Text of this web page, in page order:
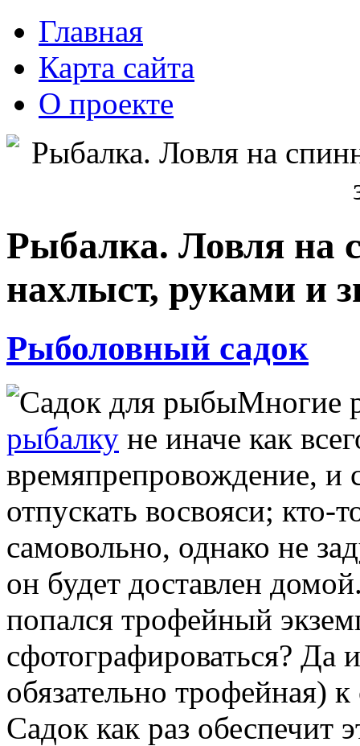
Главная
Карта сайта
О проекте
Рыбалка. Ловля на
нахлыст, руками и
Рыболовный садок
Многие
рыбалку не иначе как
времяпрепровождение, и
отпускать восвояси; кто-
самовольно, однако не
он будет доставлен
попался трофейный
сфотографироваться?
обязательно трофейная)
Садок как раз обеспечит